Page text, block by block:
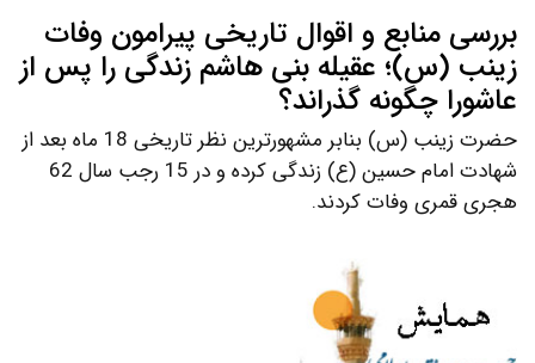
بررسی منابع و اقوال تاریخی پیرامون وفات
زینب (س)؛ عقیله بنی هاشم زندگی را پس از
عاشورا چگونه گذراند؟
حضرت زینب (س) بنابر مشهورترین نظر تاریخی 18 ماه بعد از
شهادت امام حسین (ع) زندگی کرده و در 15 رجب سال 62
هجری قمری وفات کردند.